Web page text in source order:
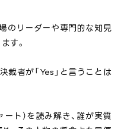
のリーダーや専門的な知見
す。
裁者が「Yes」と言うことは
ト）を読み解き、誰が実質